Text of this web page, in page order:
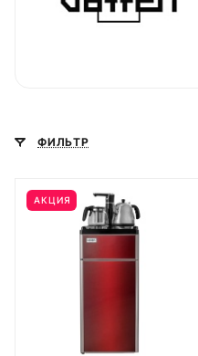
ФИЛЬТР
АКЦИЯ